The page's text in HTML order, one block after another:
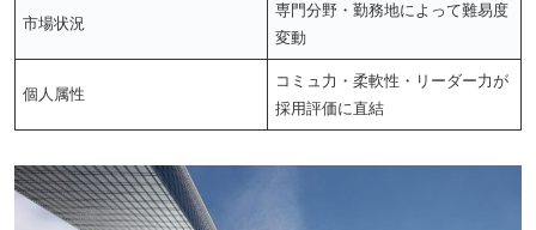
市場状況
専門分野・勤務地によって難易度
変動
個人属性
コミュ力・柔軟性・リーダー力が
採用評価に直結